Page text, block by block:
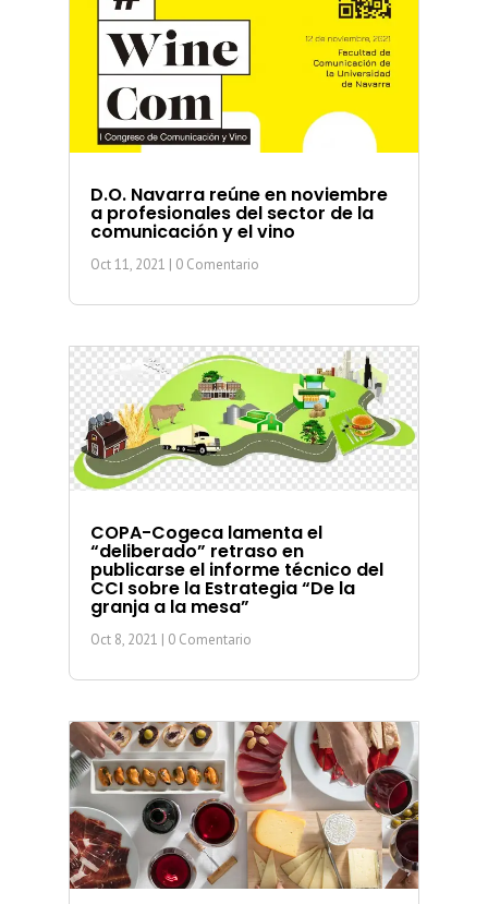
D.O. Navarra reúne en noviembre
a profesionales del sector de la
comunicación y el vino
Oct 11, 2021 | 0 Comentario
COPA-Cogeca lamenta el
“deliberado” retraso en
publicarse el informe técnico del
CCI sobre la Estrategia “De la
granja a la mesa”
Oct 8, 2021 | 0 Comentario